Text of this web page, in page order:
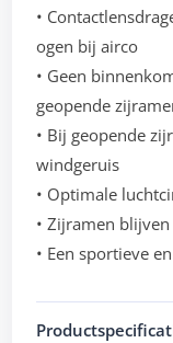
•
ogen bij airco
• Geen
geopende
• Bij geopende
windgeruis
• Optimale
• Zijramen
• Een sportieve